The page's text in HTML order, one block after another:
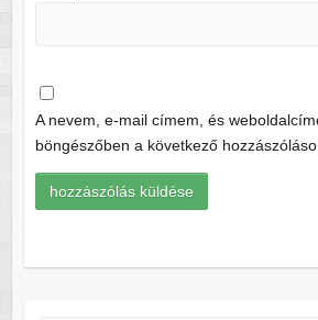
A nevem, e-mail címem, és
böngészőben a következő